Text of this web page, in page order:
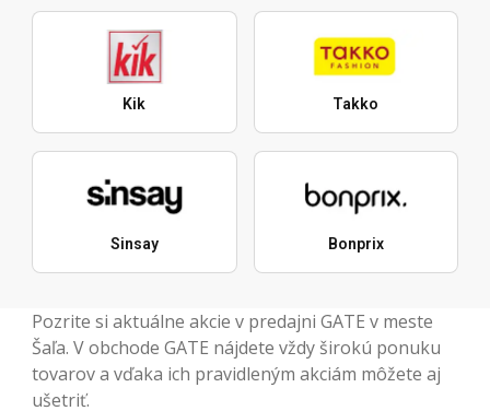
Kik Takko
Sinsay Bonprix
Pozrite si aktuálne akcie v predajni GATE v meste
Šaľa. V obchode GATE nájdete vždy širokú ponuku
tovarov a vďaka ich pravidleným akciám môžete aj
ušetriť.